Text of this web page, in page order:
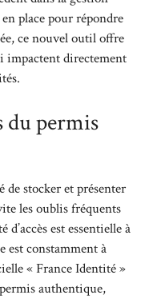
place pour répondre
ce nouvel outil offre
impactent directement
du permis
de stocker et présenter
les oublis fréquents
est essentielle à
est constamment à
« France Identité »
authentique,